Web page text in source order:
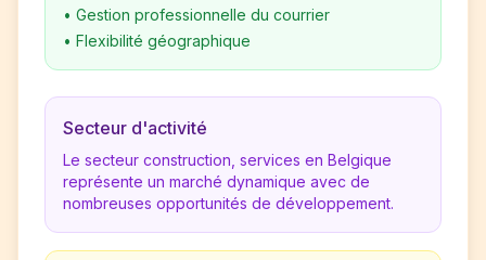
• Gestion professionnelle du courrier
• Flexibilité géographique
Secteur d'activité
Le secteur construction, services en Belgique
représente un marché dynamique avec de
nombreuses opportunités de développement.